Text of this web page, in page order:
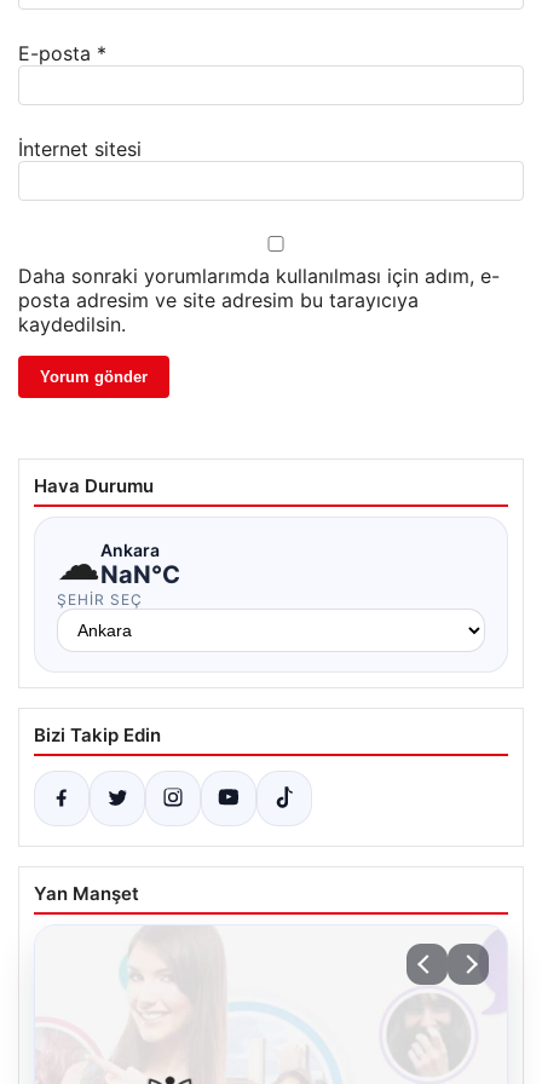
E-posta *
İnternet sitesi
Daha sonraki yorumlarımda kullanılması için adım, e-
posta adresim ve site adresim bu tarayıcıya
kaydedilsin.
Hava Durumu
☁Ankara
NaN°C
ŞEHIR SEÇ
Bizi Takip Edin
Yan Manşet